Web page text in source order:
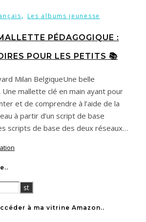
, Les albums jeunesse
PÉDAGOGIQUE :
POUR LES PETITS 📚
mallette clé en main ayant pour
et de comprendre à l’aide de la
à partir d’un script de base
scripts de base des deux réseaux…
à ma vitrine Amazon..